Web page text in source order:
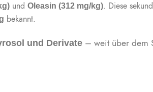
und Oleasin (312 mg/kg). Diese
bekannt.
und Derivate – weit über dem